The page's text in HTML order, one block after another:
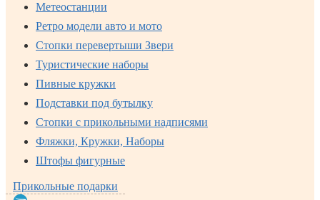
Метеостанции
Ретро модели авто и мото
Стопки перевертыши Звери
Туристические наборы
Пивные кружки
Подставки под бутылку
Стопки с прикольными надписями
Фляжки, Кружки, Наборы
Штофы фигурные
Прикольные подарки